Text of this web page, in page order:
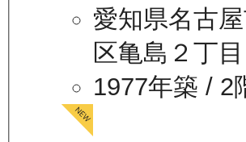
愛知県名古
区亀島２丁目
1977年築 / 2